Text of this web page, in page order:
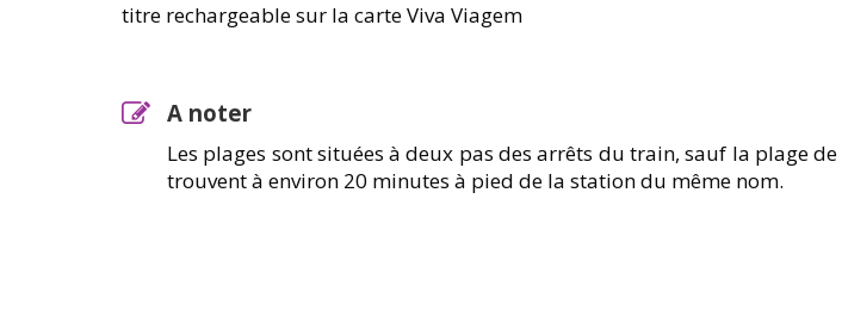
titre rechargeable sur la carte Viva Viagem
A noter
Les plages sont situées à deux pas des arrêts du train, sauf la plage de
trouvent à environ 20 minutes à pied de la station du même nom.